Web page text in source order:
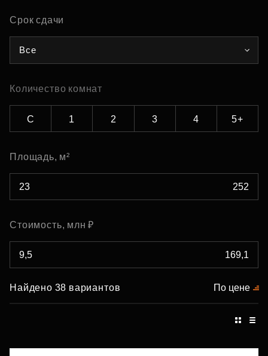
Срок сдачи
Все
Количество комнат
С 1 2 3 4 5+
Площадь, м²
Стоимость, млн ₽
Найдено 38 вариантов По цене